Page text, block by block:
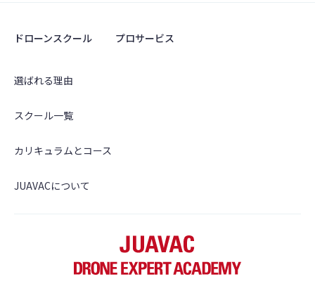
ドローンスクール プロサービス
選ばれる理由
スクール一覧
カリキュラムとコース
JUAVACについて